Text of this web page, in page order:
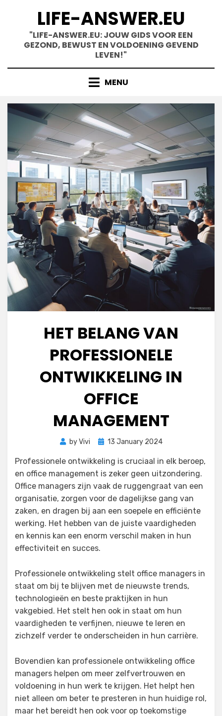
LIFE-ANSWER.EU
"LIFE-ANSWER.EU: JOUW GIDS VOOR EEN
GEZOND, BEWUST EN VOLDOENING GEVEND
LEVEN!"
MENU
HET BELANG VAN
PROFESSIONELE
ONTWIKKELING IN
OFFICE
MANAGEMENT
byVivi
Posted
13 January 2024
Professionele ontwikkeling is cruciaal in elk beroep,
en office management is zeker geen uitzondering.
Office managers zijn vaak de ruggengraat van een
organisatie, zorgen voor de dagelijkse gang van
zaken, en dragen bij aan een soepele en efficiënte
werking. Het hebben van de juiste vaardigheden
en kennis kan een enorm verschil maken in hun
effectiviteit en succes.
Professionele ontwikkeling stelt office managers in
staat om bij te blijven met de nieuwste trends,
technologieën en beste praktijken in hun
vakgebied. Het stelt hen ook in staat om hun
vaardigheden te verfijnen, nieuwe te leren en
zichzelf verder te onderscheiden in hun carrière.
Bovendien kan professionele ontwikkeling office
managers helpen om meer zelfvertrouwen en
voldoening in hun werk te krijgen. Het helpt hen
niet alleen om beter te presteren in hun huidige rol,
maar het bereidt hen ook voor op toekomstige